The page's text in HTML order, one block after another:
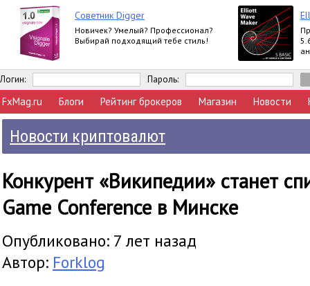
Советник Digger
Новичек? Умелый? Профессионал?
Выбирай подходящий тебе стиль!
Логин: Пароль:
FxMag.ru Блоги Рейтинг брокеров Магазин Новости
Новости криптовалют
Конкурент «Википедии» станет
Game Conference в Минске
Опубликовано: 7 лет назад
Автор: Forklog